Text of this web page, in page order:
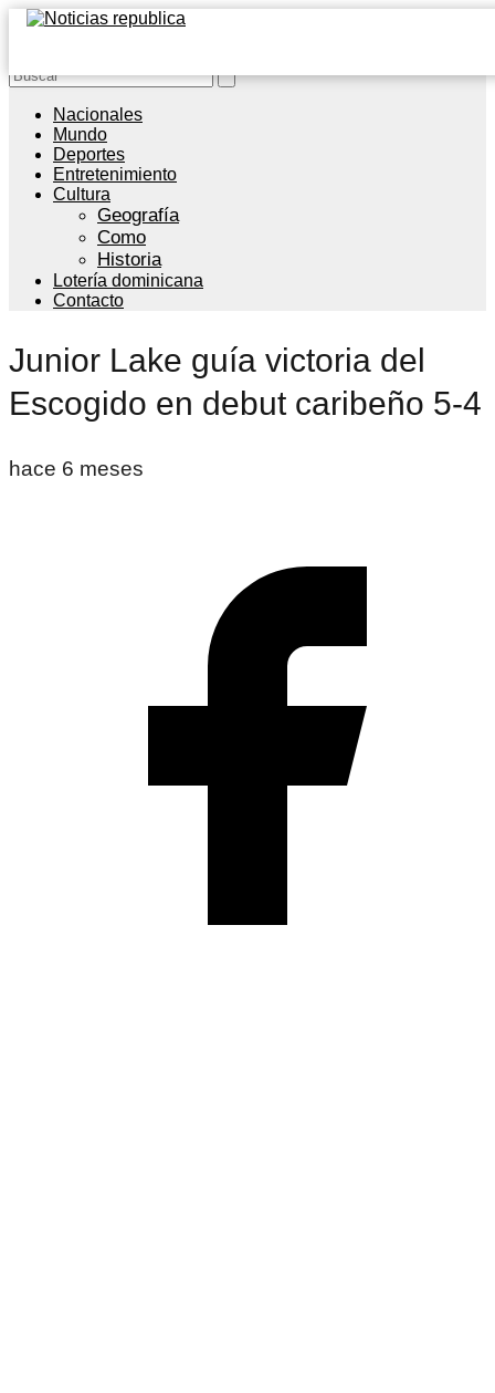
Nacionales
Mundo
Deportes
Entretenimiento
Cultura
Geografía
Como
Historia
Lotería dominicana
Contacto
Junior Lake guía victoria del
Escogido en debut caribeño 5-4
hace 6 meses